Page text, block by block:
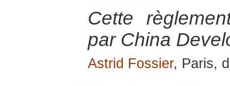
Cette
par China
Astrid Fossier, Paris,